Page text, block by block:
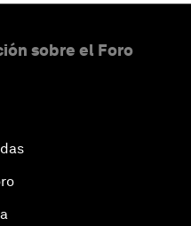
sobre el Foro